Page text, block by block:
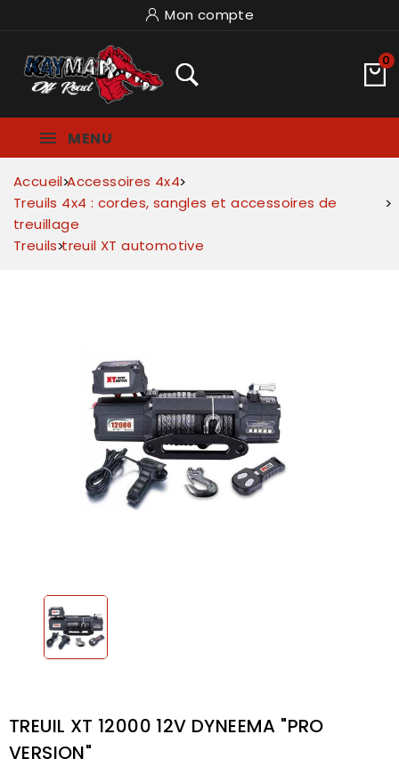
Mon compte
0
MENU
Accueil Accessoires 4x4
Treuils 4x4 : cordes, sangles et accessoires de
treuillage
Treuils treuil XT automotive
TREUIL XT 12000 12V DYNEEMA "PRO
VERSION"